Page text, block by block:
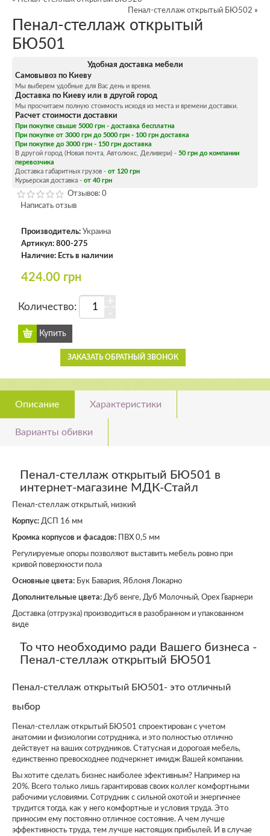
Пенал-стеллаж открытый БЮ502 »
Пенал-стеллаж открытый
БЮ501
Удобная доставка мебели
Самовывоз по Киеву
Мы выберем удобные для Вас день и время.
Доставка по Киеву или в другой город
Мы просчитаем полную стоимость исходя из места и времени доставки.
Расчет стоимости доставки
При покупке свыше 5000 грн - доставка бесплатна
При покупке от 3000 грн до 5000 грн - 100 грн доставка
При покупке до 3000 грн - 150 грн доставка
В другой город (Новая почта, Автолюкс, Деливери) - 50 грн до компании
перевозчика
Доставка габаритных грузов - от 120 грн
Курьерская доставка - от 40 грн
Отзывов: 0
Написать отзыв
Производитель: Украина
Артикул: 800-275
Наличие: Есть в наличии
424.00 грн
Количество:
ЗАКАЗАТЬ ОБРАТНЫЙ ЗВОНОК
Описание Характеристики
Варианты обивки
Пенал-стеллаж открытый БЮ501 в
интернет-магазине МДК-Стайл
Пенал-стеллаж открытый, низкий
Корпус: ДСП 16 мм
Кромка корпусов и фасадов: ПВХ 0,5 мм
Регулируемые опоры позволяют выставить мебель ровно при
кривой поверхности пола
Основные цвета: Бук Бавария, Яблоня Локарно
Дополнительные цвета: Дуб венге, Дуб Молочный, Орех Гварнери
Доставка (отгрузка) производиться в разобранном и упакованном
виде
То что необходимо ради Вашего бизнеса -
Пенал-стеллаж открытый БЮ501
Пенал-стеллаж открытый БЮ501- это отличный
выбор
Пенал-стеллаж открытый БЮ501 спроектирован с учетом
анатомии и физиологии сотрудника, и это полностью отлично
действует на ваших сотрудников. Статусная и дорогоая мебель,
единственно превосходнее подчеркнет имидж Вашей компании.
Вы хотите сделать бизнес наиболее эфективным? Например на
20%. Всего только лишь гарантировав своих коллег комфортными
рабочими условиями. Сотрудник с сильной охотой и энергичнее
трудится тогда, как у него комфортные и условия труда. Это
приносим ему постоянно отличное состояние. А чем лучше
эффективность труда, тем лучше настоящих прибылей. И в случае